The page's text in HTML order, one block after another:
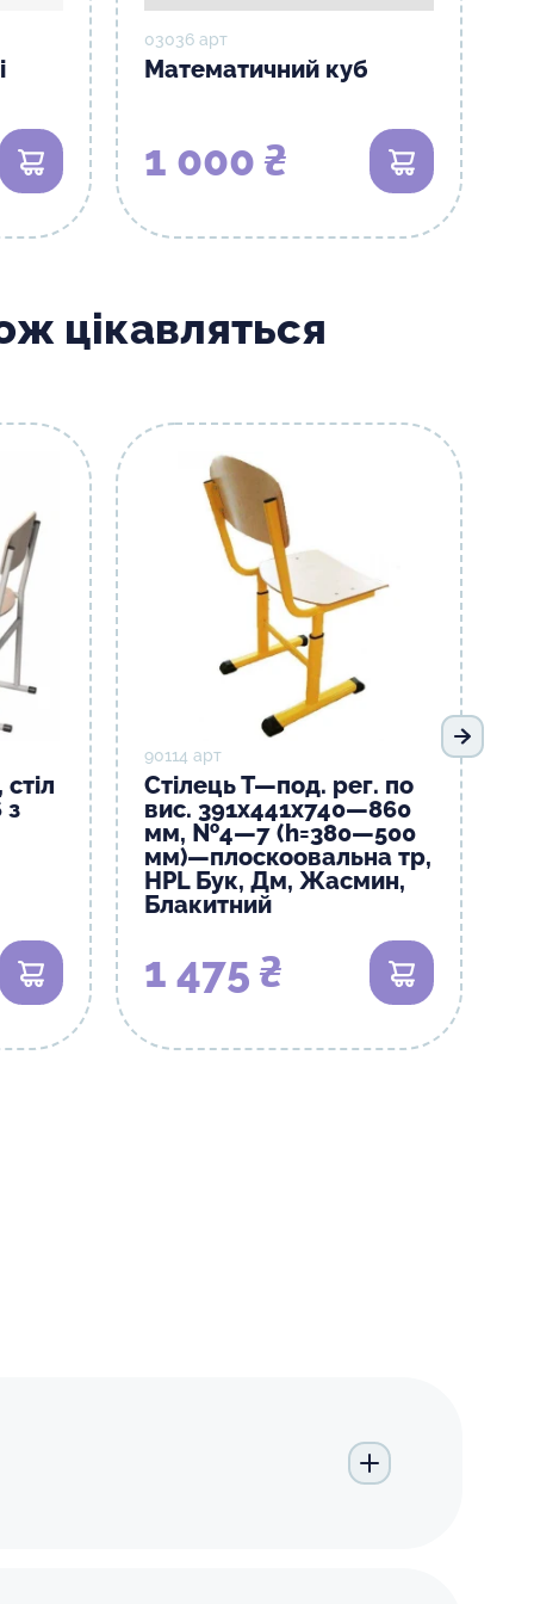
В кошик
03036 арт
Математичний куб
1 000 ₴ В кошик
цікавляться
з
В кошик
90114 арт
Стілець Т—под. рег. по
вис. 391х441х740—860
мм, №4—7 (h=380—500
мм)—плоскоовальна тр,
HPL Бук, Дм, Жасмин,
Блакитний
1 475 ₴ В кошик